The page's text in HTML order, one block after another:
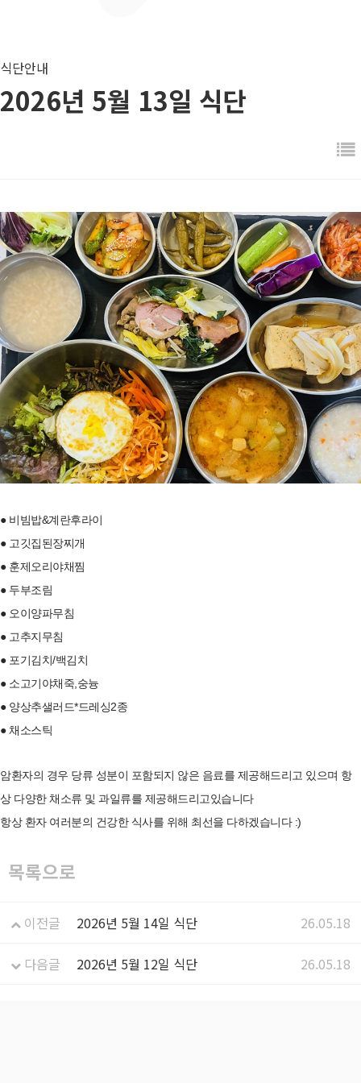
식단안내
2026년 5월 13일 식단
● 비빔밥&계란후라이
● 고깃집된장찌개
● 훈제오리야채찜
● 두부조림
● 오이양파무침
● 고추지무침
● 포기김치/백김치
● 소고기야채죽,숭늉
● 양상추샐러드*드레싱2종
● 채소스틱
암환자의 경우 당류 성분이 포함되지 않은 음료를 제공해드리고 있으며 항
상 다양한 채소류 및 과일류를 제공해드리고있습니다
항상 환자 여러분의 건강한 식사를 위해 최선을 다하겠습니다 :)
목록으로
이전글 2026년 5월 14일 식단 26.05.18
다음글 2026년 5월 12일 식단 26.05.18